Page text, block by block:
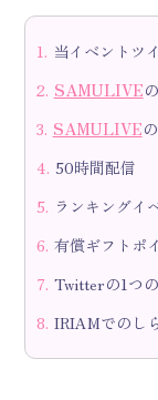
当イベントツ
SAMULIVE
SAMULIVE
50時間配信
ランキングイ
有償ギフトポ
Twitterの1つ
IRIAMでのし